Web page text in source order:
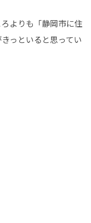
よりも「静岡市に住
っといると思ってい